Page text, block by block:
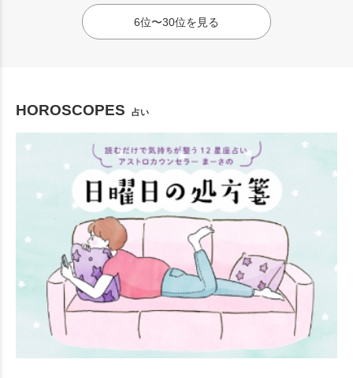
6位〜30位を見る
HOROSCOPES 占い